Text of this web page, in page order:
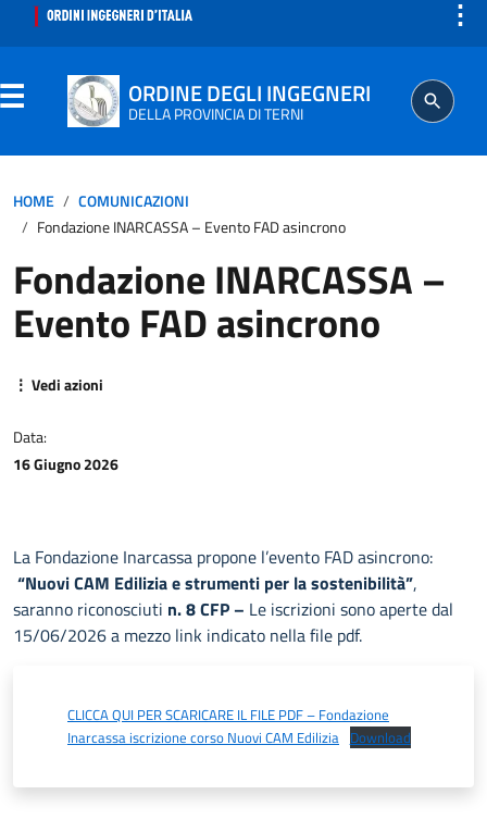
⋮
ORDINE DEGLI INGEGNERI
DELLA PROVINCIA DI TERNI
ISCRITTO
HOME
COMUNICAZIONI
Fondazione INARCASSA – Evento FAD asincrono
Fondazione INARCASSA –
Evento FAD asincrono
⋮ Vedi azioni
Data:
16 Giugno 2026
La Fondazione Inarcassa propone l’evento FAD asincrono:
“Nuovi CAM Edilizia e strumenti per la sostenibilità”,
saranno riconosciuti n. 8 CFP – Le iscrizioni sono aperte dal
15/06/2026 a mezzo link indicato nella file pdf.
CLICCA QUI PER SCARICARE IL FILE PDF – Fondazione
Inarcassa iscrizione corso Nuovi CAM Edilizia Download